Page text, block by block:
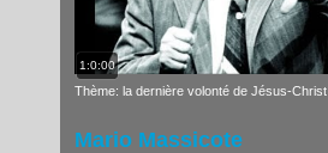
1:0:00
Thème: la dernière volonté de Jésus-Christ
Mario Massicote